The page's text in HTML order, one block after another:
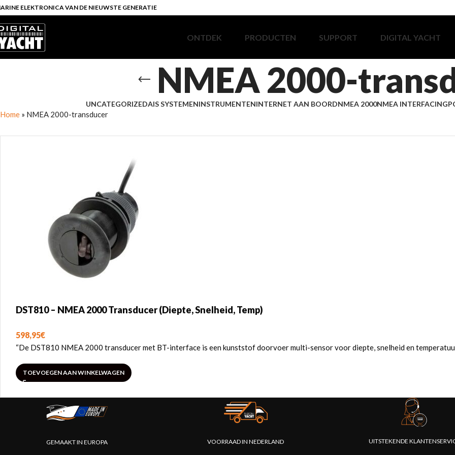
ELEKTRONICA VAN DE NIEUWSTE GENERATIE
ONTDEK PRODUCTEN SUPPORT DIGITAL YACHT
NMEA 2000-
UNCATEGORIZEDAIS SYSTEMENINSTRUMENTENINTERNET AAN BOORDNMEA 2000NMEA INTERFACING
Home » NMEA 2000-transducer
DST810 – NMEA 2000 Transducer (Diepte, Snelheid, Temp)
598,95€
“De DST810 NMEA 2000 transducer met BT-interface is een kunststof doorvoer multi-sensor voor diepte, snelheid en
TOEVOEGEN AAN WINKELWAGEN
GEMAAKT IN EUROPA VOORRAAD IN NEDERLAND UITSTEKENDE